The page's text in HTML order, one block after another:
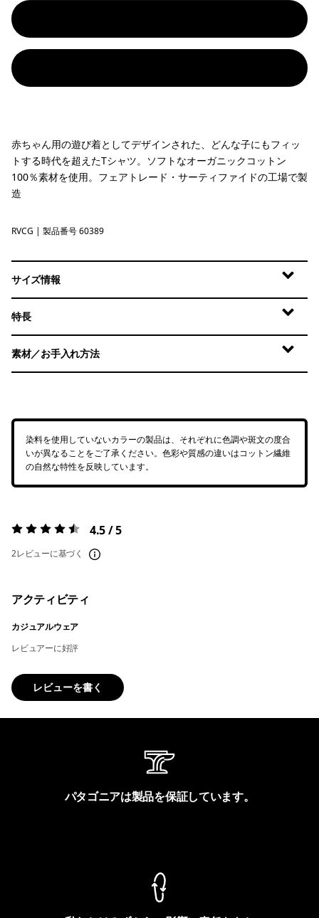
赤ちゃん用の遊び着としてデザインされた、どんな子にもフィッ
トする時代を超えたTシャツ。ソフトなオーガニックコットン
100％素材を使用。フェアトレード・サーティファイドの工場で製
造
River Camp: Celery Green
RVCG | 製品番号 60389
サイズ情報
特長
素材／お手入れ方法
染料を使用していないカラーの製品は、それぞれに色調や斑文の度合
いが異なることをご了承ください。色彩や質感の違いはコットン繊維
の自然な特性を反映しています。
評価:4.5 / 5 4.5 / 5
2レビューに基づく
アクティビティ
カジュアルウェア
レビュアーに好評
レビューを書く
パタゴニアは製品を保証しています。